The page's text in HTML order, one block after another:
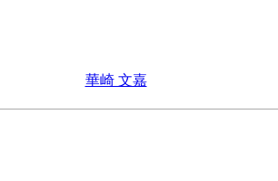
華崎 文嘉